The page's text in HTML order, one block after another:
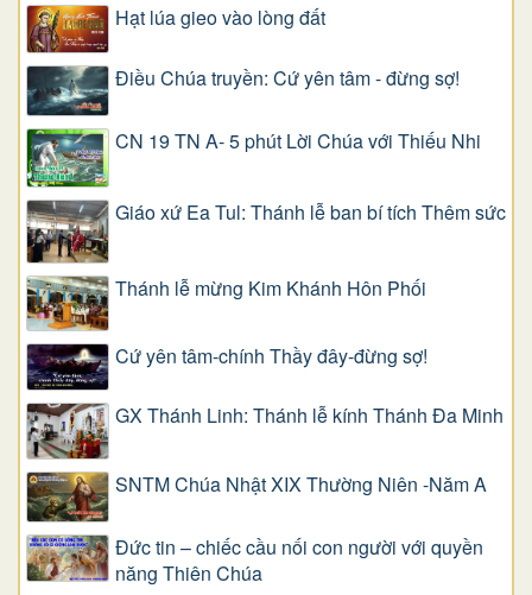
Hạt lúa gieo vào lòng đất
Điều Chúa truyền: Cứ yên tâm - đừng sợ!
CN 19 TN A- 5 phút Lời Chúa với Thiếu Nhi
Giáo xứ Ea Tul: Thánh lễ ban bí tích Thêm sức
Thánh lễ mừng Kim Khánh Hôn Phối
Cứ yên tâm-chính Thầy đây-đừng sợ!
GX Thánh Linh: Thánh lễ kính Thánh Đa Minh
SNTM Chúa Nhật XIX Thường Niên -Năm A
Đức tin – chiếc cầu nối con người với quyền
năng Thiên Chúa